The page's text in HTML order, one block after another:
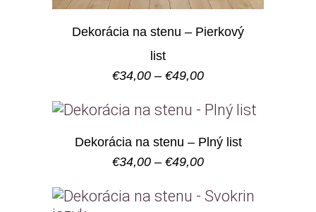
Dekorácia na stenu – Pierkový
list
€34,00 – €49,00Price
€34,00
€49,00
Dekorácia na stenu – Plný list
€34,00 – €49,00Price
€34,00